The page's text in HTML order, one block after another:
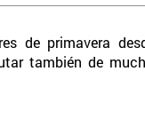
de primavera
también de